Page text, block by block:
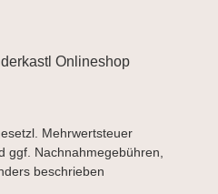
Onlineshop
Mehrwertsteuer
ggf. Nachnahmegebühren,
beschrieben